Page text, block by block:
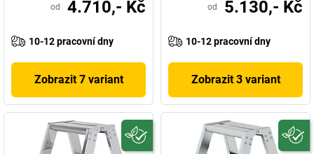
od 4.710,- Kč
10-12 pracovní dny
Zobrazit 7 variant
od 5.130,- Kč
10-12 pracovní dny
Zobrazit 3 variant